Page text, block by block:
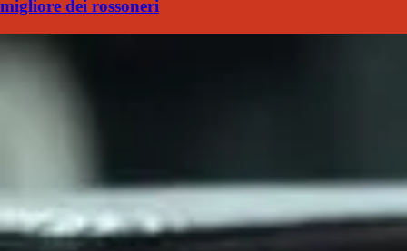
migliore dei rossoneri